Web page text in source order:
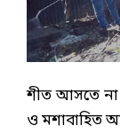
শীত আসতে না
ও মশাবাহিত